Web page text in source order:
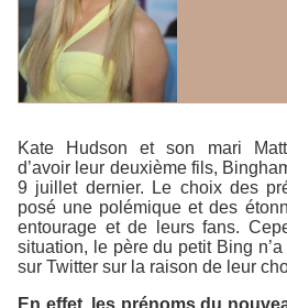
Kate Hudson et son mari
d’avoir leur deuxième fils,
9 juillet dernier. Le choix des
posé une polémique et des
entourage et de leurs fans.
situation, le père du petit Bing
sur Twitter sur la raison de leur
En effet, les prénoms du